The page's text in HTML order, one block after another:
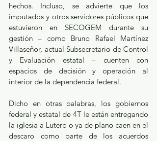
hechos. Incluso, se advierte que los
imputados y otros servidores públicos que
estuvieron en SECOGEM durante su
gestión – como Bruno Rafael Martínez
Villaseñor, actual Subsecretario de Control
y Evaluación estatal – cuenten con
espacios de decisión y operación al
interior de la dependencia federal.
Dicho en otras palabras, los gobiernos
federal y estatal de 4T le están entregando
la iglesia a Lutero o ya de plano caen en el
descaro como parte de los acuerdos